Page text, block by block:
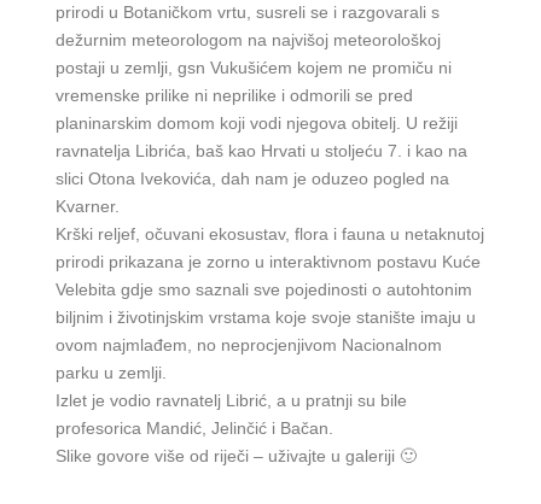
prirodi u Botaničkom vrtu, susreli se i razgovarali s
dežurnim meteorologom na najvišoj meteorološkoj
postaji u zemlji, gsn Vukušićem kojem ne promiču ni
vremenske prilike ni neprilike i odmorili se pred
planinarskim domom koji vodi njegova obitelj. U režiji
ravnatelja Librića, baš kao Hrvati u stoljeću 7. i kao na
slici Otona Ivekovića, dah nam je oduzeo pogled na
Kvarner.
Krški reljef, očuvani ekosustav, flora i fauna u netaknutoj
prirodi prikazana je zorno u interaktivnom postavu Kuće
Velebita gdje smo saznali sve pojedinosti o autohtonim
biljnim i životinjskim vrstama koje svoje stanište imaju u
ovom najmlađem, no neprocjenjivom Nacionalnom
parku u zemlji.
Izlet je vodio ravnatelj Librić, a u pratnji su bile
profesorica Mandić, Jelinčić i Bačan.
Slike govore više od riječi – uživajte u galeriji 🙂